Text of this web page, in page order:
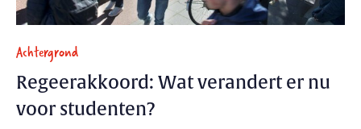
Achtergrond
Regeerakkoord: Wat verandert er nu
voor studenten?